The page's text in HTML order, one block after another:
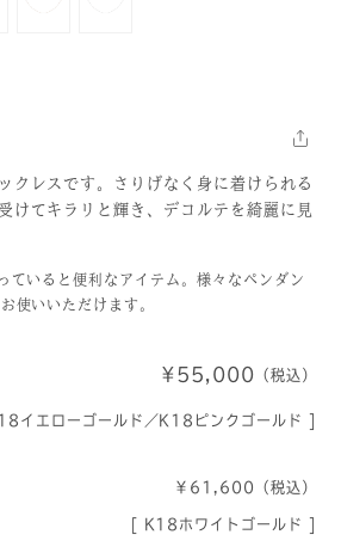
クレスです。さりげなく身に着けられる
けてキラリと輝き、デコルテを綺麗に見
ていると便利なアイテム。様々なペンダン
使いいただけます。
¥55,000 （税込）
イエローゴールド／K18ピンクゴールド ]
￥61,600（税込）
[ K18ホワイトゴールド ]